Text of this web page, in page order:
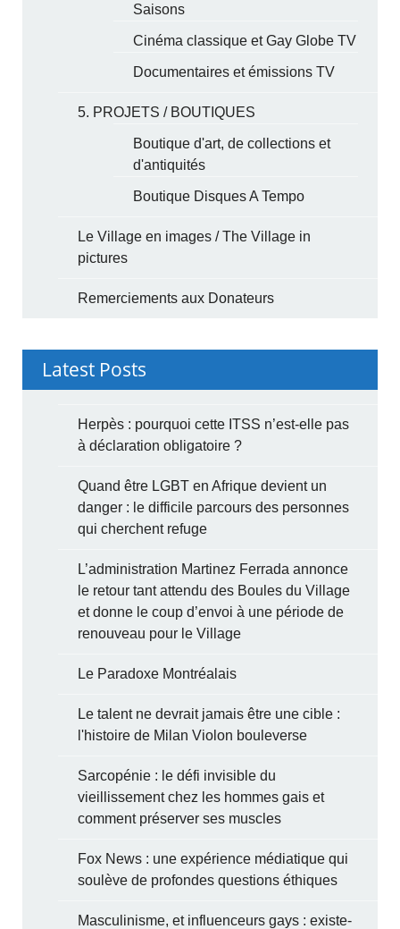
Saisons
Cinéma classique et Gay Globe TV
Documentaires et émissions TV
5. PROJETS / BOUTIQUES
Boutique d'art, de collections et
d'antiquités
Boutique Disques A Tempo
Le Village en images / The Village in
pictures
Remerciements aux Donateurs
Latest Posts
Herpès : pourquoi cette ITSS n’est-elle pas
à déclaration obligatoire ?
Quand être LGBT en Afrique devient un
danger : le difficile parcours des personnes
qui cherchent refuge
L’administration Martinez Ferrada annonce
le retour tant attendu des Boules du Village
et donne le coup d’envoi à une période de
renouveau pour le Village
Le Paradoxe Montréalais
Le talent ne devrait jamais être une cible :
l'histoire de Milan Violon bouleverse
Sarcopénie : le défi invisible du
vieillissement chez les hommes gais et
comment préserver ses muscles
Fox News : une expérience médiatique qui
soulève de profondes questions éthiques
Masculinisme, et influenceurs gays : existe-